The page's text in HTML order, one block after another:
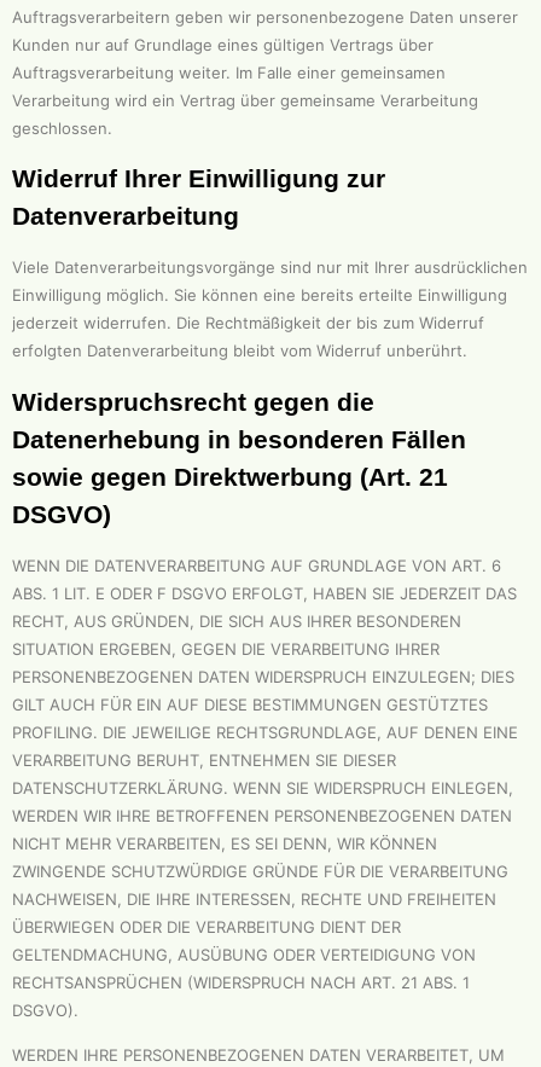
Auftragsverarbeitern geben wir personenbezogene Daten unserer
Kunden nur auf Grundlage eines gültigen Vertrags über
Auftragsverarbeitung weiter. Im Falle einer gemeinsamen
Verarbeitung wird ein Vertrag über gemeinsame Verarbeitung
geschlossen.
Widerruf Ihrer Einwilligung zur
Datenverarbeitung
Viele Datenverarbeitungsvorgänge sind nur mit Ihrer ausdrücklichen
Einwilligung möglich. Sie können eine bereits erteilte Einwilligung
jederzeit widerrufen. Die Rechtmäßigkeit der bis zum Widerruf
erfolgten Datenverarbeitung bleibt vom Widerruf unberührt.
Widerspruchsrecht gegen die
Datenerhebung in besonderen Fällen
sowie gegen Direktwerbung (Art. 21
DSGVO)
WENN DIE DATENVERARBEITUNG AUF GRUNDLAGE VON ART. 6
ABS. 1 LIT. E ODER F DSGVO ERFOLGT, HABEN SIE JEDERZEIT DAS
RECHT, AUS GRÜNDEN, DIE SICH AUS IHRER BESONDEREN
SITUATION ERGEBEN, GEGEN DIE VERARBEITUNG IHRER
PERSONENBEZOGENEN DATEN WIDERSPRUCH EINZULEGEN; DIES
GILT AUCH FÜR EIN AUF DIESE BESTIMMUNGEN GESTÜTZTES
PROFILING. DIE JEWEILIGE RECHTSGRUNDLAGE, AUF DENEN EINE
VERARBEITUNG BERUHT, ENTNEHMEN SIE DIESER
DATENSCHUTZERKLÄRUNG. WENN SIE WIDERSPRUCH EINLEGEN,
WERDEN WIR IHRE BETROFFENEN PERSONENBEZOGENEN DATEN
NICHT MEHR VERARBEITEN, ES SEI DENN, WIR KÖNNEN
ZWINGENDE SCHUTZWÜRDIGE GRÜNDE FÜR DIE VERARBEITUNG
NACHWEISEN, DIE IHRE INTERESSEN, RECHTE UND FREIHEITEN
ÜBERWIEGEN ODER DIE VERARBEITUNG DIENT DER
GELTENDMACHUNG, AUSÜBUNG ODER VERTEIDIGUNG VON
RECHTSANSPRÜCHEN (WIDERSPRUCH NACH ART. 21 ABS. 1
DSGVO).
WERDEN IHRE PERSONENBEZOGENEN DATEN VERARBEITET, UM